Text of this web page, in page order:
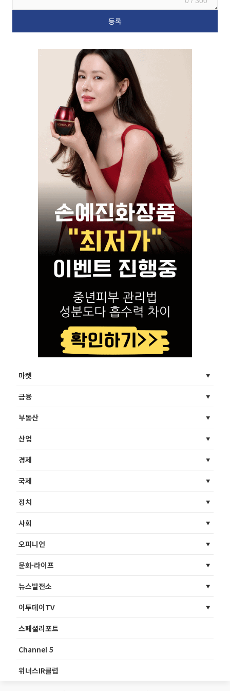
마켓
금융
부동산
산업
경제
국제
정치
사회
오피니언
문화·라이프
뉴스발전소
이투데이TV
스페셜리포트
Channel 5
위너스IR클럽